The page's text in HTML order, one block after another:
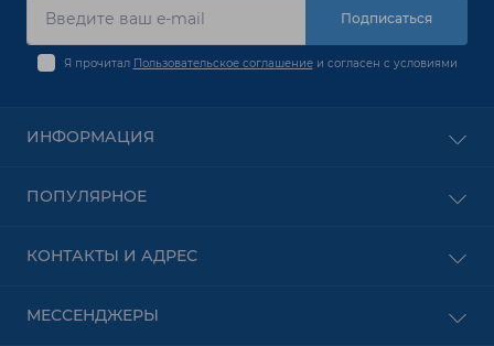
Подписаться
Я прочитал Пользовательское соглашениеи согласен с условиями
ИНФОРМАЦИЯ
О Компании
Пользовательское соглашение
Контакты
ПОПУЛЯРНОЕ
Безпроводное оборудование
Видеонаблюдение
КОНТАКТЫ И АДРЕС
пр. Аэрокосмический 2 (пр. Гагарина 2)
МЕССЕНДЖЕРЫ